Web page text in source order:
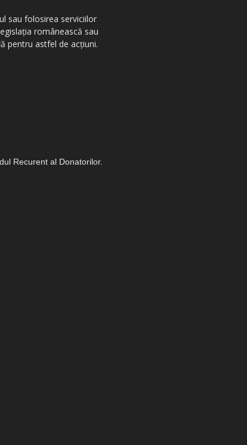
sau folosirea serviciilor
românească sau
pentru astfel de acțiuni.
Recurent al Donatorilor.